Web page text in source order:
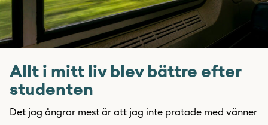
Allt i mitt liv blev bättre efter
studenten
Det jag ångrar mest är att jag inte pratade med vänner